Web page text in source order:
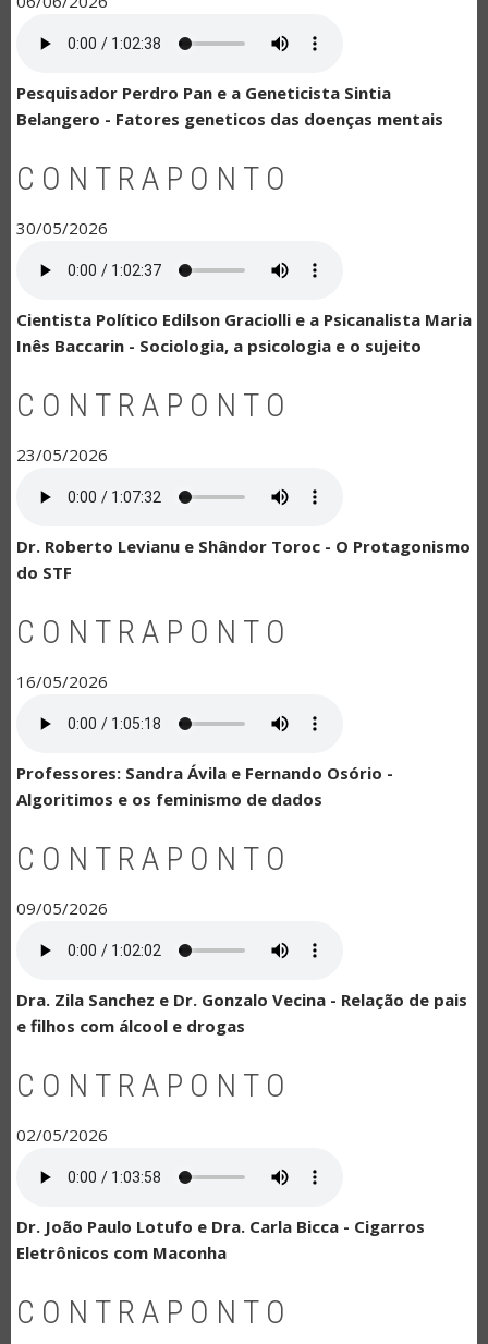
Pesquisador Perdro Pan e a Geneticista Sintia
Belangero - Fatores geneticos das doenças mentais
CONTRAPONTO
30/05/2026
Cientista Político Edilson Graciolli e a Psicanalista Maria
Inês Baccarin - Sociologia, a psicologia e o sujeito
CONTRAPONTO
23/05/2026
Dr. Roberto Levianu e Shândor Toroc - O Protagonismo
do STF
CONTRAPONTO
16/05/2026
Professores: Sandra Ávila e Fernando Osório -
Algoritimos e os feminismo de dados
CONTRAPONTO
09/05/2026
Dra. Zila Sanchez e Dr. Gonzalo Vecina - Relação de pais
e filhos com álcool e drogas
CONTRAPONTO
02/05/2026
Dr. João Paulo Lotufo e Dra. Carla Bicca - Cigarros
Eletrônicos com Maconha
CONTRAPONTO